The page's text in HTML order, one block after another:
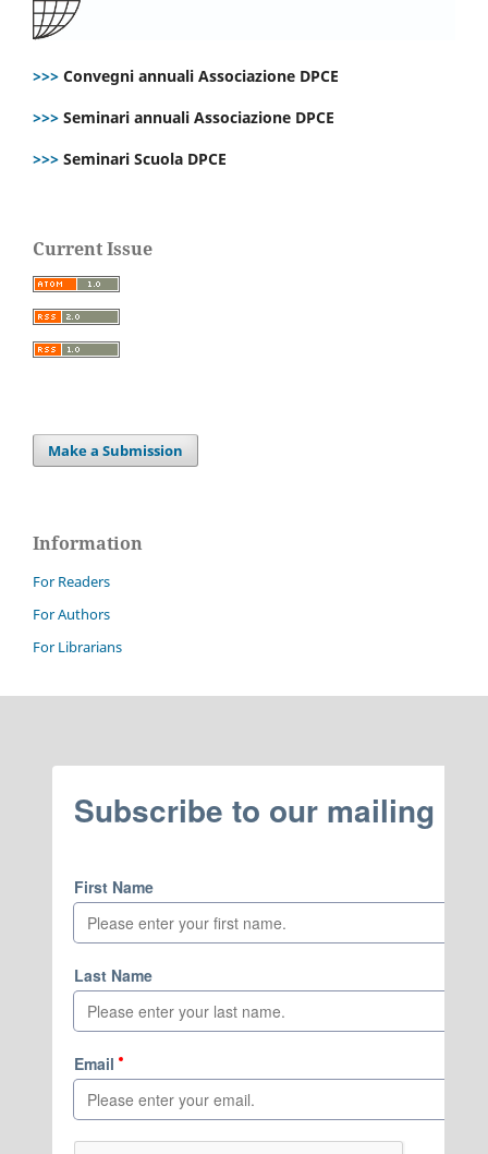
>>> Convegni annuali Associazione DPCE
>>> Seminari annuali Associazione DPCE
>>> Seminari Scuola DPCE
Current Issue
Make a Submission
Information
For Readers
For Authors
For Librarians